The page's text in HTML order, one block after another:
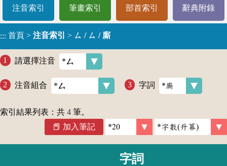
注音索引 筆畫索引 部首索引 辭典附錄
::: 首頁 > 注音索引 > ㄙ / ㄙ / 廝
請選擇注音
注音組合 字詞
索引結果列表：共 4 筆。
加入筆記
字詞